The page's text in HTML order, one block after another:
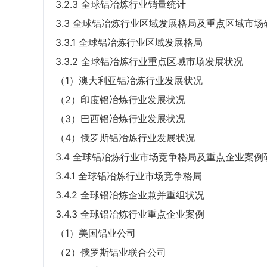
3.2.3 全球铝冶炼行业销量统计
3.3 全球铝冶炼行业区域发展格局及重点区域市场
3.3.1 全球铝冶炼行业区域发展格局
3.3.2 全球铝冶炼行业重点区域市场发展状况
（1）澳大利亚铝冶炼行业发展状况
（2）印度铝冶炼行业发展状况
（3）巴西铝冶炼行业发展状况
（4）俄罗斯铝冶炼行业发展状况
3.4 全球铝冶炼行业市场竞争格局及重点企业案例
3.4.1 全球铝冶炼行业市场竞争格局
3.4.2 全球铝冶炼企业兼并重组状况
3.4.3 全球铝冶炼行业重点企业案例
（1）美国铝业公司
（2）俄罗斯铝业联合公司